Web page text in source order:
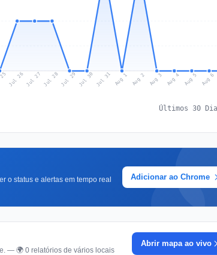
Jul 26Jul 27 Jul 28Jul 29 Jul 30 Jul 31 Aug 1 Aug 2 Aug 3 Aug 4 Aug 5 Aug 6
Últimos 30
o status e alertas em tempo real
Adicionar ao Chrome
— 🌍 0 relatórios de vários locais
Abrir mapa ao vivo